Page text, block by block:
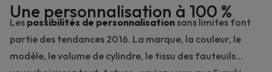
Une personnalisation à 100 %
Les possibilités de personnalisation sans limites font
partie des tendances 2016. La marque, la couleur, le
modèle, le volume de cylindre, le tissu des fauteuils…